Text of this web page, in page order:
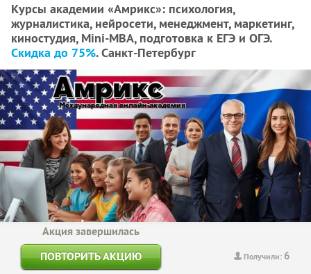
Курсы академии «Амрикс»: психология,
журналистика, нейросети, менеджмент, маркетинг,
киностудия, Mini-MBA, подготовка к ЕГЭ и ОГЭ.
Скидка до 75%. Санкт-Петербург
Получили: 6
Акция завершилась
ПОВТОРИТЬ АКЦИЮ